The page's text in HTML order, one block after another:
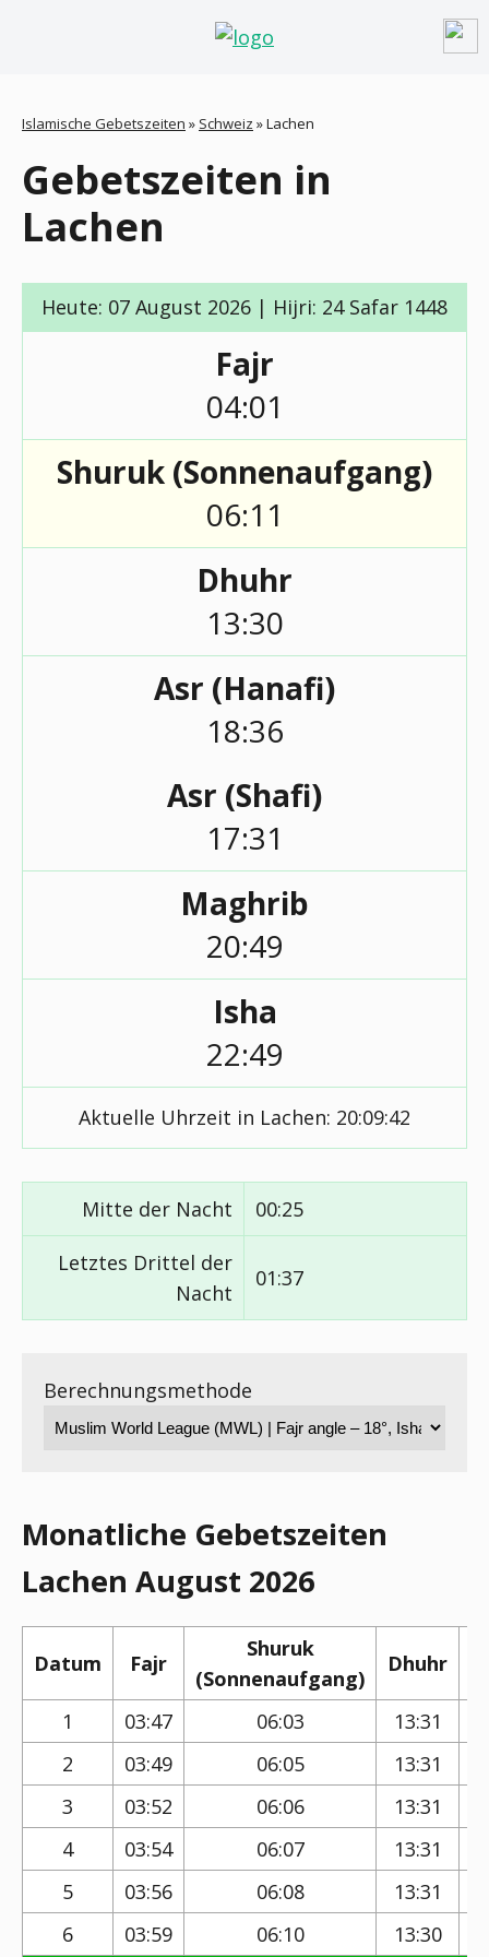
Islamische Gebetszeiten » Schweiz »Lachen
Gebetszeiten in
Lachen
Heute: 07 August 2026 | Hijri: 24 Safar 1448
Fajr
04:01
Shuruk (Sonnenaufgang)
06:11
Dhuhr
13:30
Asr (Hanafi)
18:36
Asr (Shafi)
17:31
Maghrib
20:49
Isha
22:49
Aktuelle Uhrzeit in Lachen: 20:09:43
Mitte der Nacht 00:25
Letztes Drittel der
Nacht
01:37
Berechnungsmethode
Monatliche Gebetszeiten
Lachen August 2026
Datum Fajr
Shuruk
(Sonnenaufgang)
Dhuhr
1
03:47 06:03 13:31
2
03:49 06:05 13:31
3
03:52 06:06 13:31
4
03:54 06:07 13:31
5
03:56 06:08 13:31
6
03:59 06:10 13:30